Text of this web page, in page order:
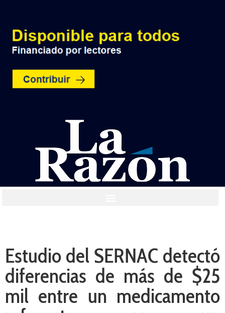
Estudio del SERNAC detectó
diferencias de más de $25
mil entre un medicamento